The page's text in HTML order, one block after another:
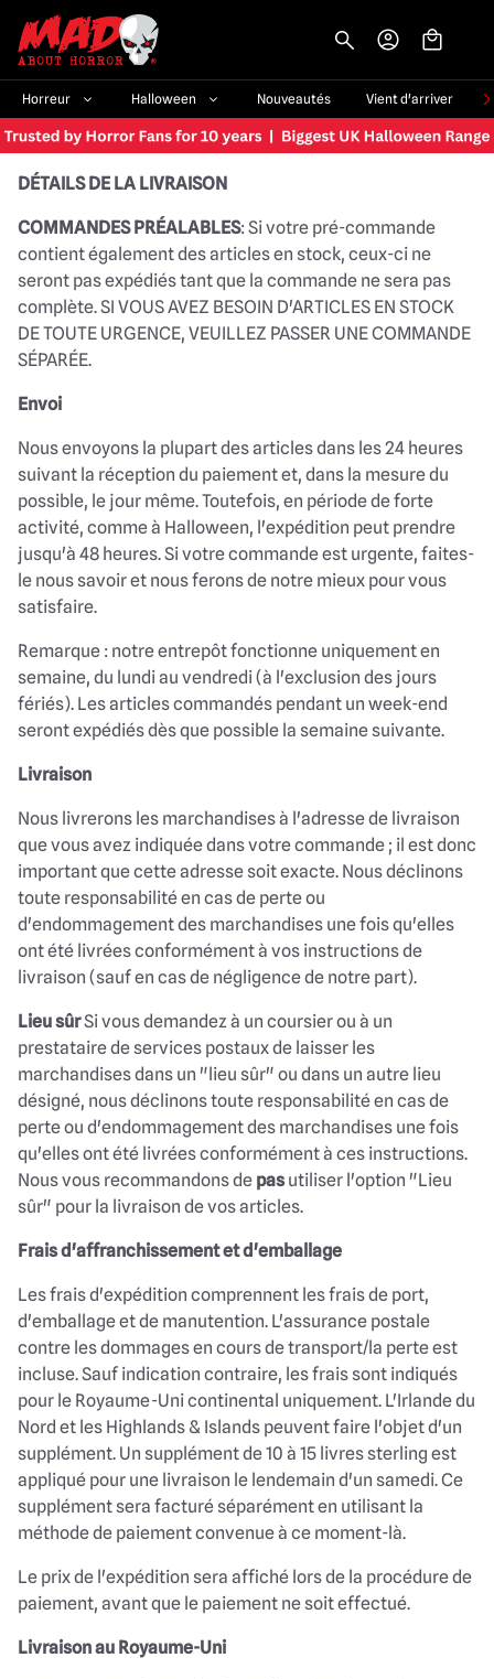
Horreur Halloween Nouveautés Vient d'arriver
DÉTAILS DE LA LIVRAISON
COMMANDES PRÉALABLES: Si votre pré-commande
contient également des articles en stock, ceux-ci ne
seront pas expédiés tant que la commande ne sera pas
complète. SI VOUS AVEZ BESOIN D'ARTICLES EN STOCK
DE TOUTE URGENCE, VEUILLEZ PASSER UNE COMMANDE
SÉPARÉE.
Envoi
Nous envoyons la plupart des articles dans les 24 heures
suivant la réception du paiement et, dans la mesure du
possible, le jour même. Toutefois, en période de forte
activité, comme à Halloween, l'expédition peut prendre
jusqu'à 48 heures. Si votre commande est urgente, faites-
le nous savoir et nous ferons de notre mieux pour vous
satisfaire.
Remarque : notre entrepôt fonctionne uniquement en
semaine, du lundi au vendredi (à l'exclusion des jours
fériés). Les articles commandés pendant un week-end
seront expédiés dès que possible la semaine suivante.
Livraison
Nous livrerons les marchandises à l'adresse de livraison
que vous avez indiquée dans votre commande ; il est donc
important que cette adresse soit exacte. Nous déclinons
toute responsabilité en cas de perte ou
d'endommagement des marchandises une fois qu'elles
ont été livrées conformément à vos instructions de
livraison (sauf en cas de négligence de notre part).
Lieu sûrSi vous demandez à un coursier ou à un
prestataire de services postaux de laisser les
marchandises dans un "lieu sûr" ou dans un autre lieu
désigné, nous déclinons toute responsabilité en cas de
perte ou d'endommagement des marchandises une fois
qu'elles ont été livrées conformément à ces instructions.
Nous vous recommandons de pasutiliser l'option "Lieu
sûr" pour la livraison de vos articles.
Frais d'affranchissement et d'emballage
Les frais d'expédition comprennent les frais de port,
d'emballage et de manutention. L'assurance postale
contre les dommages en cours de transport/la perte est
incluse. Sauf indication contraire, les frais sont indiqués
pour le Royaume-Uni continental uniquement. L'Irlande du
Nord et les Highlands & Islands peuvent faire l'objet d'un
supplément. Un supplément de 10 à 15 livres sterling est
appliqué pour une livraison le lendemain d'un samedi. Ce
supplément sera facturé séparément en utilisant la
méthode de paiement convenue à ce moment-là.
Le prix de l'expédition sera affiché lors de la procédure de
paiement, avant que le paiement ne soit effectué.
Livraison au Royaume-Uni